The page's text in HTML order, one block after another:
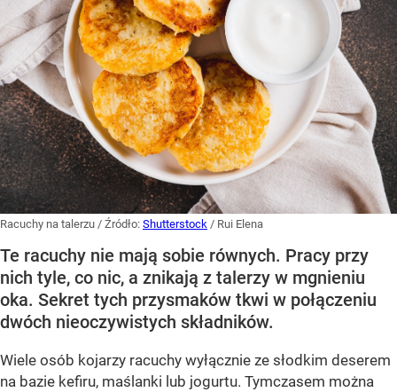
Racuchy na talerzu / Źródło: Shutterstock / Rui Elena
Te racuchy nie mają sobie równych. Pracy przy
nich tyle, co nic, a znikają z talerzy w mgnieniu
oka. Sekret tych przysmaków tkwi w połączeniu
dwóch nieoczywistych składników.
Wiele osób kojarzy racuchy wyłącznie ze słodkim deserem
na bazie kefiru, maślanki lub jogurtu. Tymczasem można